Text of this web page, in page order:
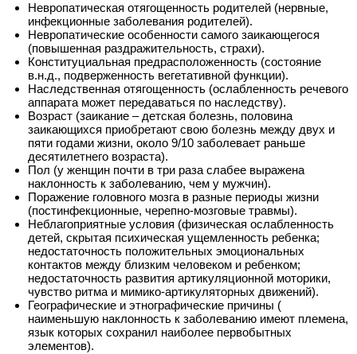
Невропатическая отягощенность родителей (нервные,
инфекционные заболевания родителей).
Невропатические особенности самого заикающегося
(повышенная раздражительность, страхи).
Конституциальная предрасположенность (состояние
в.н.д., подверженность вегетативной функции).
Наследственная отягощенность (ослабленность речевого
аппарата может передаваться по наследству).
Возраст (заикание – детская болезнь, половина
заикающихся приобретают свою болезнь между двух и
пяти годами жизни, около 9/10 заболевает раньше
десятилетнего возраста).
Пол (у женщин почти в три раза слабее выражена
наклонность к заболеванию, чем у мужчин).
Поражение головного мозга в разные периоды жизни
(постинфекционные, черепно-мозговые травмы).
Неблагоприятные условия (физическая ослабленность
детей, скрытая психическая ущемленность ребенка;
недостаточность положительных эмоциональных
контактов между близким человеком и ребенком;
недостаточность развития артикуляционной моторики,
чувство ритма и мимико-артикуляторных движений).
Географические и этнографические причины (
наименьшую наклонность к заболеванию имеют племена,
язык которых сохранил наиболее первобытных
элементов).